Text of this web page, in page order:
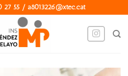
27 55 / a8013226@xtec.cat